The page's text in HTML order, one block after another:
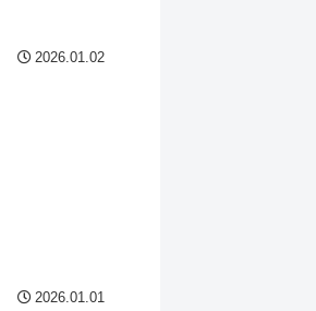
2026.01.02
2026.01.01